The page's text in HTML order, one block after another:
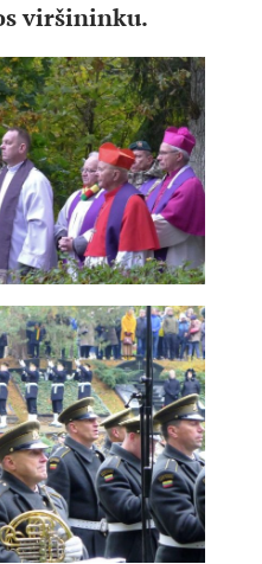
viršininku.